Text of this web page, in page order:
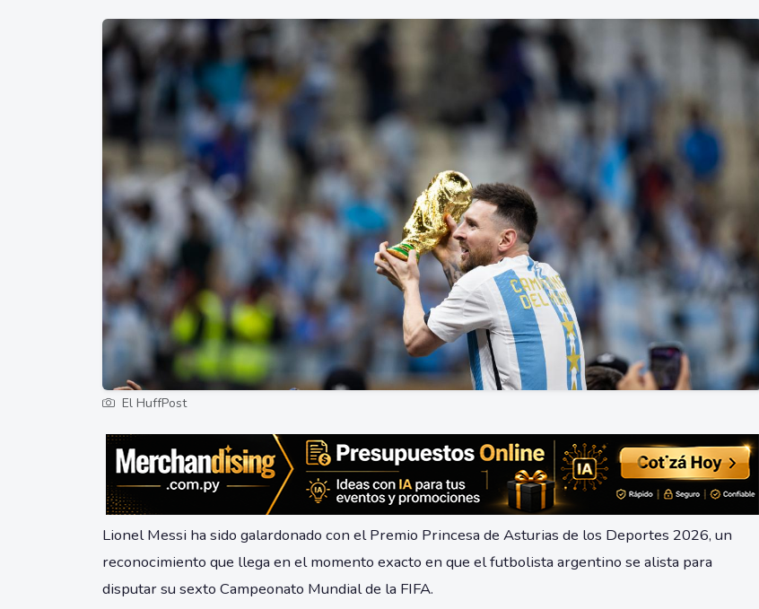
El HuffPost
Lionel Messi ha sido galardonado con el Premio Princesa de Asturias de los Deportes 2026, un
reconocimiento que llega en el momento exacto en que el futbolista argentino se alista para
disputar su sexto Campeonato Mundial de la FIFA.